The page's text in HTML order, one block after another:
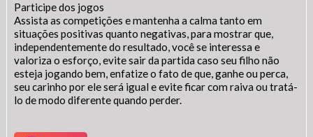
Participe dos jogos
Assista as competições e mantenha a calma tanto em
situações positivas quanto negativas, para mostrar que,
independentemente do resultado, você se interessa e
valoriza o esforço, evite sair da partida caso seu filho não
esteja jogando bem, enfatize o fato de que, ganhe ou perca,
seu carinho por ele será igual e evite ficar com raiva ou tratá-
lo de modo diferente quando perder.